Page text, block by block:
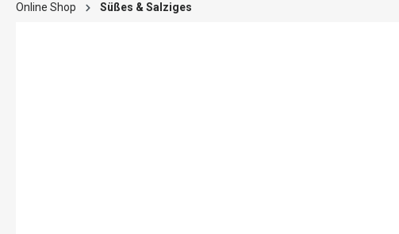
Online Shop Süßes & Salziges